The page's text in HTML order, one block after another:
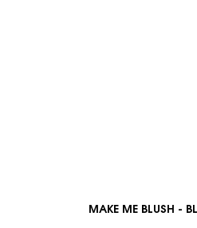
MAKE ME BLUSH -